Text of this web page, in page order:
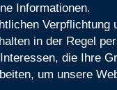
Informationen.
in der Regel
die Ihre
um unsere